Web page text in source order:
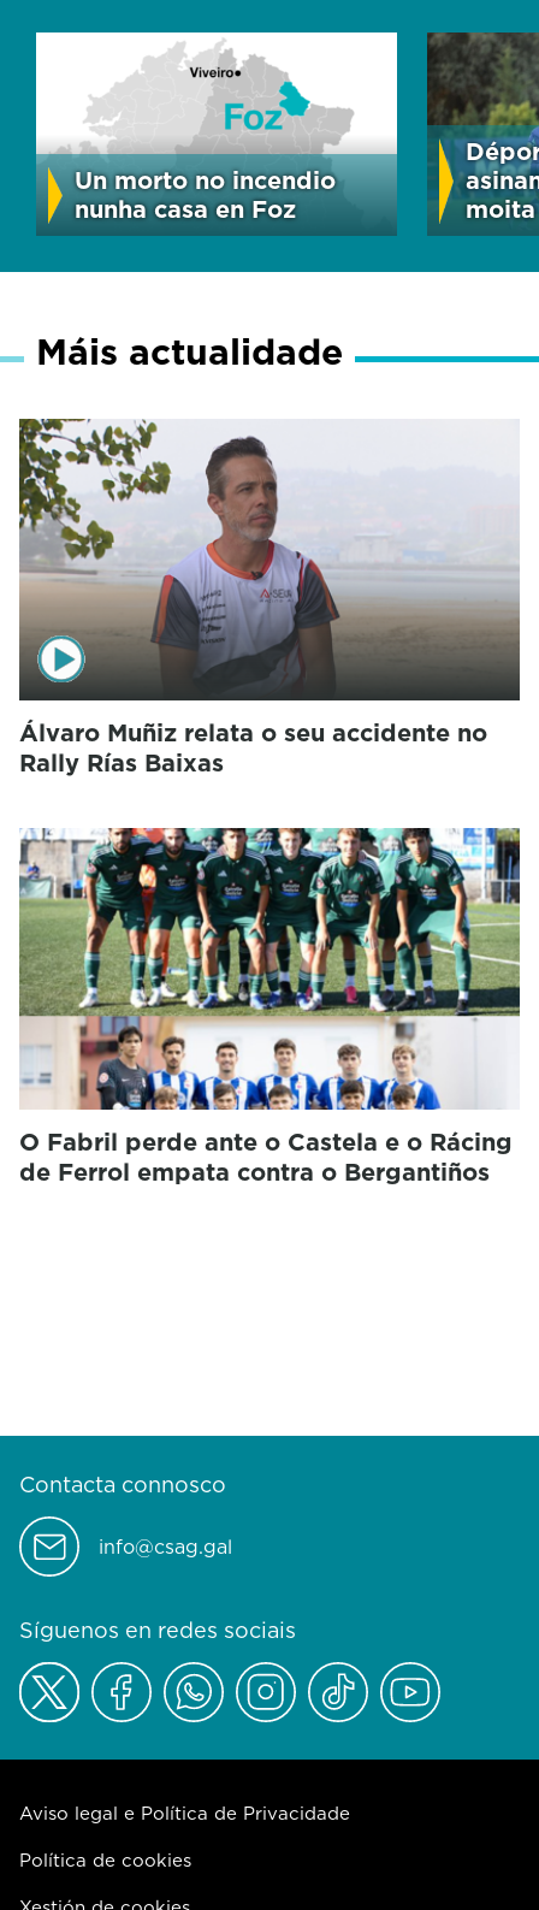
Un morto no incendio
nunha casa en Foz
moita
Máis actualidade
Álvaro Muñiz relata o seu accidente no
Rally Rías Baixas
O Fabril perde ante o Castela e o Rácing
de Ferrol empata contra o Bergantiños
Contacta connosco
info@csag.gal
Síguenos en redes sociais
Aviso legal e Política de Privacidade
Política de cookies